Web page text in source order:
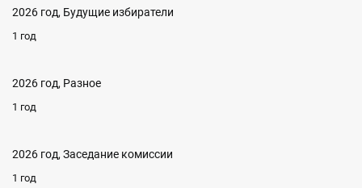
2026 год, Будущие избиратели
1 год
2026 год, Разное
1 год
2026 год, Заседание комиссии
1 год